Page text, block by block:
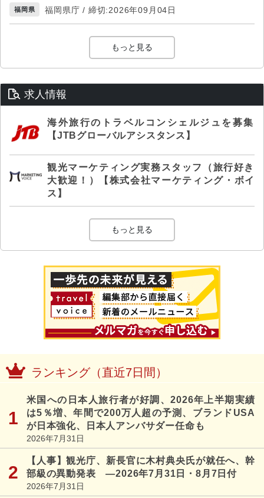
福岡県 福岡県庁 / 締切:2026年09月04日
もっと見る
求人情報
海外旅行のトラベルコンシェルジュを募集
【JTBグローバルアシスタンス】
観光マーケティング実務スタッフ（旅行好き
大歓迎！）【株式会社マーケティング・ボイ
ス】
もっと見る
ランキング（直近7日間）
米国への日本人旅行者が好調、2026年上半期実績
は5％増、年間で200万人超の予測、ブランドUSA
が日本強化、日本人アンバサダー任命も
2026年7月31日
【人事】観光庁、新長官に木村典央氏が就任へ、幹
部級の異動発表 ―2026年7月31日・8月7日付
2026年7月31日